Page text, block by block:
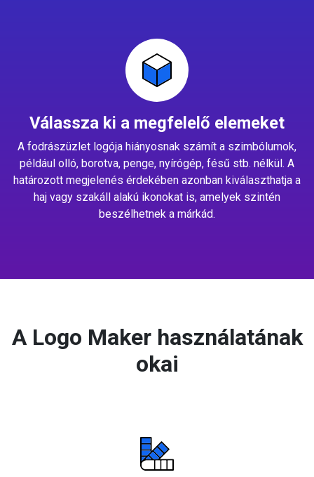
Válassza ki a megfelelő elemeket
A fodrászüzlet logója hiányosnak számít a szimbólumok,
például olló, borotva, penge, nyírógép, fésű stb. nélkül. A
határozott megjelenés érdekében azonban kiválaszthatja a
haj vagy szakáll alakú ikonokat is, amelyek szintén
beszélhetnek a márkád.
A Logo Maker használatának
okai